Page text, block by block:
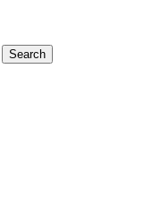
Search